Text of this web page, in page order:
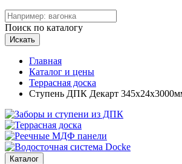
Поиск по каталогу
Искать
Главная
Каталог и цены
Террасная доска
Ступень ДПК Декарт
Каталог